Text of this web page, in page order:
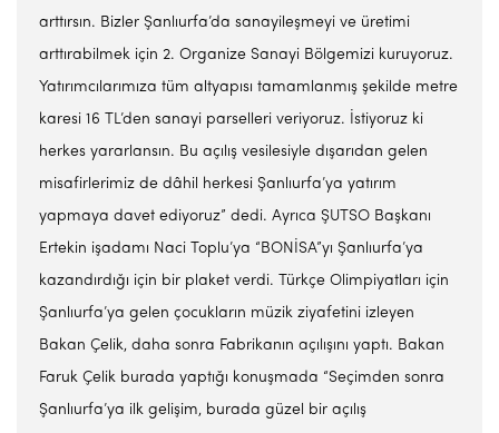
arttırsın. Bizler Şanlıurfa’da sanayileşmeyi ve üretimi
arttırabilmek için 2. Organize Sanayi Bölgemizi kuruyoruz.
Yatırımcılarımıza tüm altyapısı tamamlanmış şekilde metre
karesi 16 TL’den sanayi parselleri veriyoruz. İstiyoruz ki
herkes yararlansın. Bu açılış vesilesiyle dışarıdan gelen
misafirlerimiz de dâhil herkesi Şanlıurfa’ya yatırım
yapmaya davet ediyoruz” dedi. Ayrıca ŞUTSO Başkanı
Ertekin işadamı Naci Toplu’ya “BONİSA”yı Şanlıurfa’ya
kazandırdığı için bir plaket verdi. Türkçe Olimpiyatları için
Şanlıurfa’ya gelen çocukların müzik ziyafetini izleyen
Bakan Çelik, daha sonra Fabrikanın açılışını yaptı. Bakan
Faruk Çelik burada yaptığı konuşmada “Seçimden sonra
Şanlıurfa’ya ilk gelişim, burada güzel bir açılış